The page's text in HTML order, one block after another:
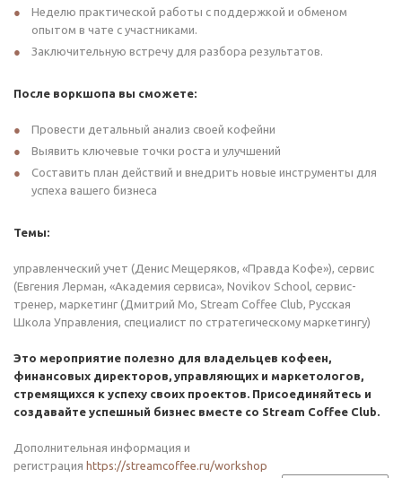
Неделю практической работы с поддержкой и обменом
опытом в чате с участниками.
Заключительную встречу для разбора результатов.
После воркшопа вы сможете:
Провести детальный анализ своей кофейни
Выявить ключевые точки роста и улучшений
Составить план действий и внедрить новые инструменты для
успеха вашего бизнеса
Темы:
управленческий учет (Денис Мещеряков, «Правда Кофе»), сервис
(Евгения Лерман, «Академия сервиса», Novikov School, сервис-
тренер, маркетинг (Дмитрий Мо, Stream Coffee Club, Русская
Школа Управления, специалист по стратегическому маркетингу)
Это мероприятие полезно для владельцев кофеен,
финансовых директоров, управляющих и маркетологов,
стремящихся к успеху своих проектов. Присоединяйтесь и
создавайте успешный бизнес вместе со Stream Coffee Club.
Дополнительная информация и
регистрация https://streamcoffee.ru/workshop